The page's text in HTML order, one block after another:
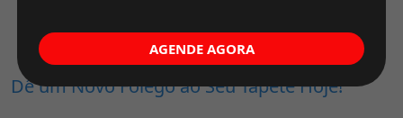
Dê um Novo Fôlego ao Seu Tapete Hoje!
AGENDE AGORA